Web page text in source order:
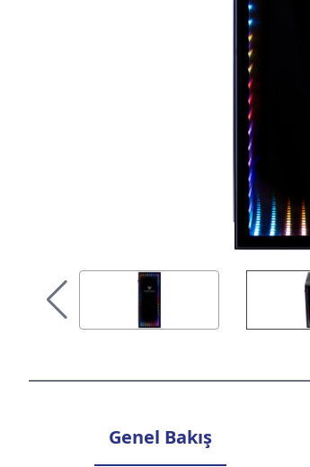
Genel Bakış